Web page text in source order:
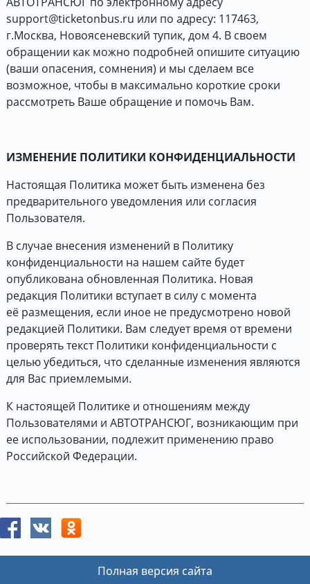
support@ticketonbus.ru или по адресу: 117463,
г.Москва, Новоясеневский тупик, дом 4. В своем
обращении как можно подробней опишите ситуацию
(ваши опасения, сомнения) и мы сделаем все
возможное, чтобы в максимально короткие сроки
рассмотреть Ваше обращение и помочь Вам.
ИЗМЕНЕНИЕ ПОЛИТИКИ КОНФИДЕНЦИАЛЬНОСТИ
Настоящая Политика может быть изменена без
предварительного уведомления или согласия
Пользователя.
В случае внесения изменений в Политику
конфиденциальности на нашем сайте будет
опубликована обновленная Политика. Новая
редакция Политики вступает в силу с момента
её размещения, если иное не предусмотрено новой
редакцией Политики. Вам следует время от времени
проверять текст Политики конфиденциальности с
целью убедиться, что сделанные изменения являются
для Вас приемлемыми.
К настоящей Политике и отношениям между
Пользователями и АВТОТРАНСЮГ, возникающим при
ее использовании, подлежит применению право
Российской Федерации.
Полная версия сайта